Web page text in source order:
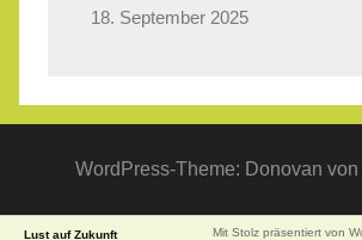
18. September 2025
WordPress-Theme: Donovan
Lust auf Zukunft Mit Stolz präsentiert von